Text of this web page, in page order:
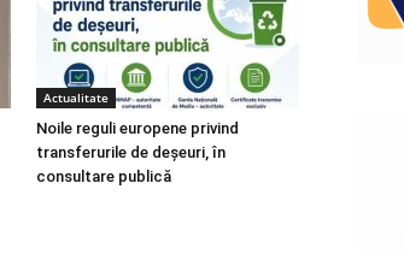
Actualitate
Noile reguli europene privind
transferurile de deșeuri, în
consultare publică